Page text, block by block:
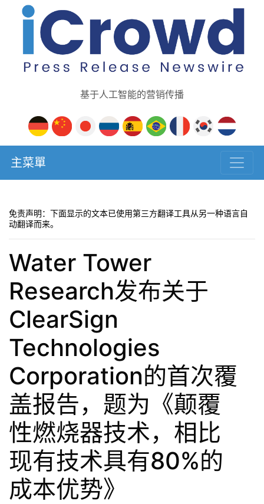
基于人工智能的营销传播
主菜單
免责声明：下面显示的文本已使用第三方翻译工具从另一种语言自
动翻译而来。
Water Tower
Research发布关于
ClearSign
Technologies
Corporation的首次覆
盖报告，题为《颠覆
性燃烧器技术，相比
现有技术具有80%的
成本优势》